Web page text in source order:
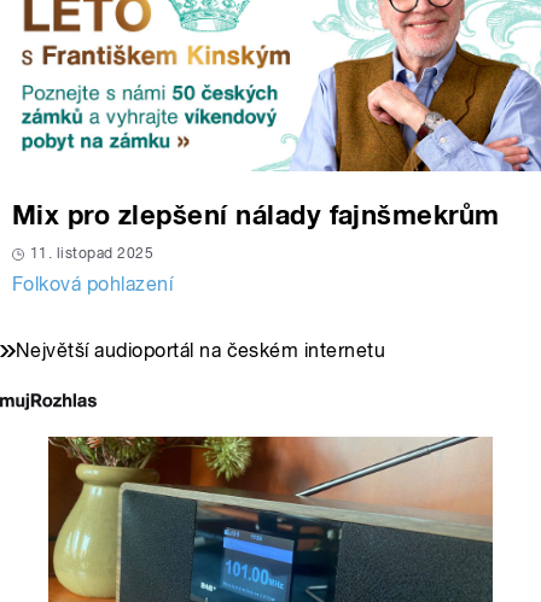
Mix pro zlepšení nálady fajnšmekrům
11. listopad 2025
Folková pohlazení
Největší audioportál na českém internetu